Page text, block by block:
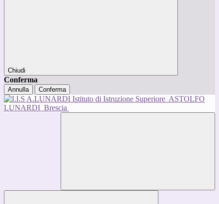
Chiudi
Conferma
Annulla Conferma
Istituto di Istruzione Superiore ASTOLFO
LUNARDI Brescia